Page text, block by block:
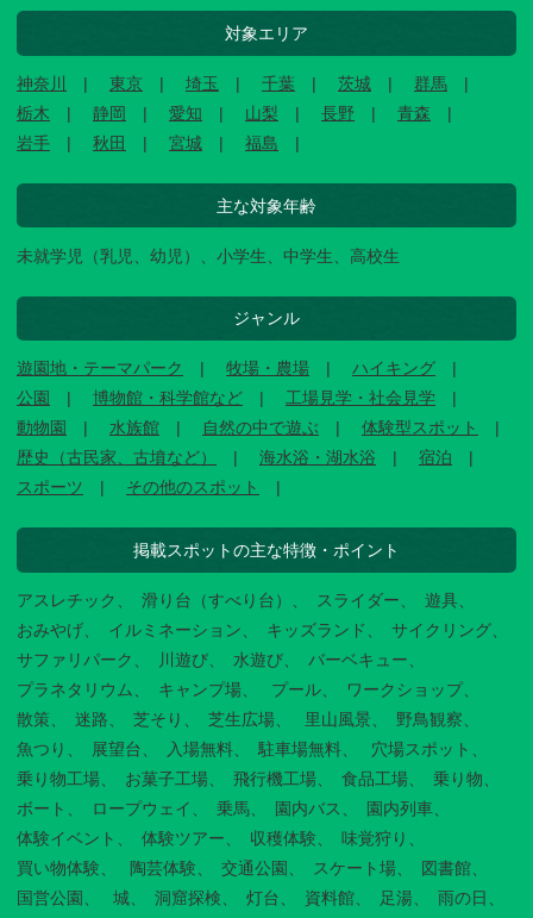
対象エリア
神奈川 東京 埼玉 千葉 茨城
群馬
栃木
静岡 愛知 山梨 長野
青森
岩手
秋田 宮城 福島
主な対象年齢
未就学児（乳児、幼児）、小学生、中学生、高校生
ジャンル
遊園地・テーマパーク 牧場・農場
ハイキング
公園
博物館・科学館など
工場見学・社会見学
動物園
水族館 自然の中で遊ぶ
体験型スポット
歴史（古民家、古墳など）
海水浴・湖水浴
宿泊
スポーツ
その他のスポット
掲載スポットの主な特徴・ポイント
アスレチック 滑り台（すべり台） スライダー
遊具
おみやげ
イルミネーション キッズランド
サイクリング
サファリパーク
川遊び 水遊び
バーベキュー
プラネタリウム
キャンプ場 プール
ワークショップ
散策
迷路 芝そり 芝生広場 里山風景
野鳥観察
魚つり
展望台 入場無料 駐車場無料
穴場スポット
乗り物工場
お菓子工場 飛行機工場 食品工場
乗り物
ボート
ロープウェイ 乗馬 園内バス
園内列車
体験イベント
体験ツアー 収穫体験
味覚狩り
買い物体験
陶芸体験 交通公園 スケート場
図書館
国営公園
城 洞窟探検 灯台 資料館 足湯 雨の日